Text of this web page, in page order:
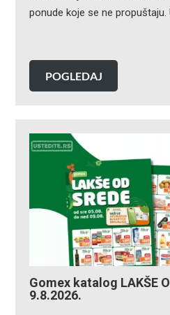
ponude koje se ne propuštaju.
POGLEDAJ
Gomex katalog LAKŠE
9.8.2026.